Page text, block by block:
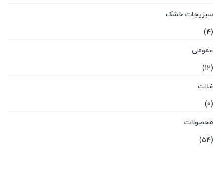
سبزیجات خشک
(4)
عمومی
(12)
غلات
(0)
محصولات
(54)